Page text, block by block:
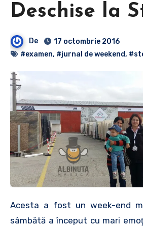
Deschise la
De
17 octombrie 2016
#examen, #jurnal de weekend,
Acesta a fost un week-end memorabil. Ziua de
sâmbătă a început cu mari